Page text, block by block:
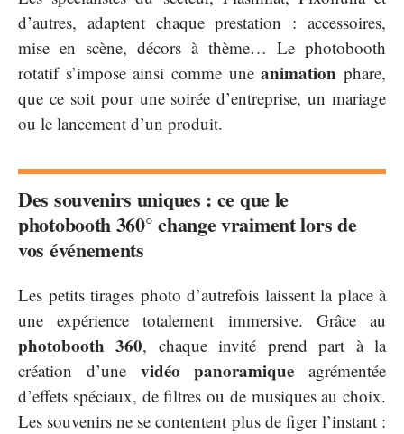
d’autres, adaptent chaque prestation : accessoires,
mise en scène, décors à thème… Le photobooth
rotatif s’impose ainsi comme uneanimation phare,
que ce soit pour une soirée d’entreprise, un mariage
ou le lancement d’un produit.
Des souvenirs uniques : ce que le
photobooth 360° change vraiment lors de
vos événements
Les petits tirages photo d’autrefois laissent la place à
une expérience totalement immersive. Grâce au
photobooth 360, chaque invité prend part à la
création d’une vidéo panoramique agrémentée
d’effets spéciaux, de filtres ou de musiques au choix.
Les souvenirs ne se contentent plus de figer l’instant :